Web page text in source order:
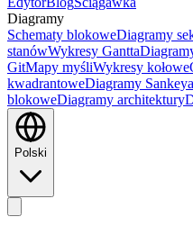
Diagramy
Schematy blokoweDiagramy
stanówWykresy Gantta
GitMapy myśliWykresy kołowe
kwadrantoweDiagramy Sankeya
blokoweDiagramy architektury
Polski